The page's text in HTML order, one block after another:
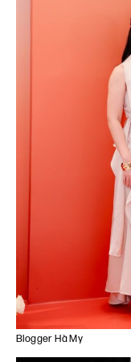
Blogger Hà My